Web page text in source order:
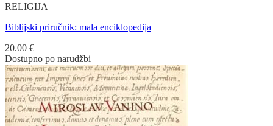
RELIGIJA
Biblijski priručnik: mala enciklopedija
20.00 €
Dostupno po narudžbi